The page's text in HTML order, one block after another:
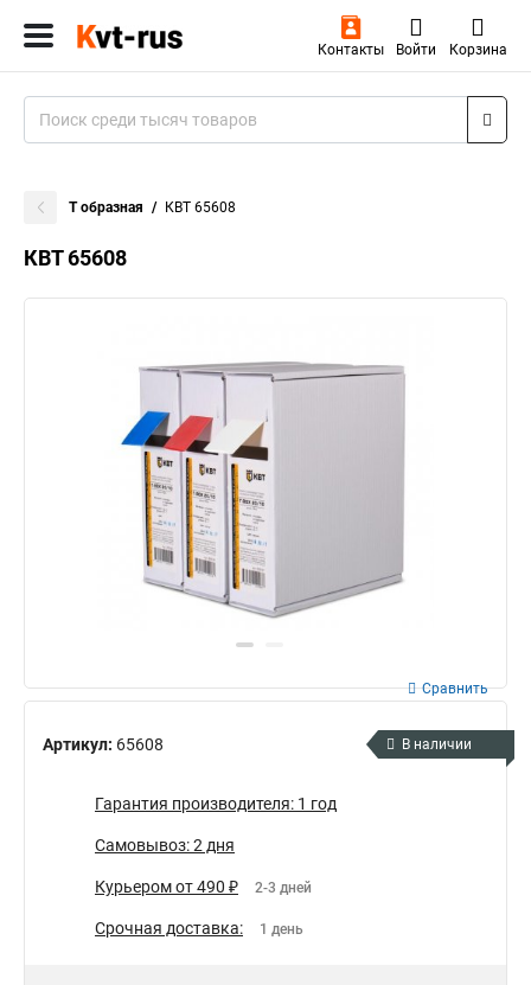
Контакты Войти Корзина
Т образная КВТ 65608
КВТ 65608
Артикул: 65608
Сравнить
В наличии
Гарантия производителя: 1 год
Самовывоз: 2 дня
Курьером от 490 ₽ 2-3 дней
Срочная доставка: 1 день